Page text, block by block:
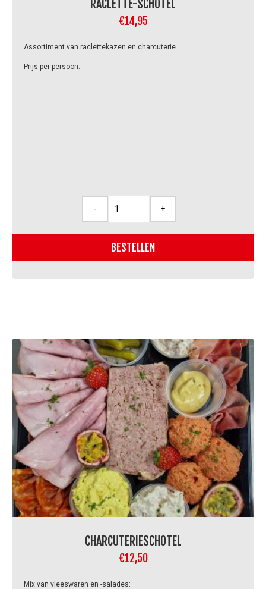
RACLETTE-SCHOTEL
€14,95
Assortiment van raclettekazen en charcuterie.
Prijs per persoon.
Raclette-
aantal
- +
BESTELLEN
CHARCUTERIESCHOTEL
€12,50
Mix van vleeswaren en -salades: